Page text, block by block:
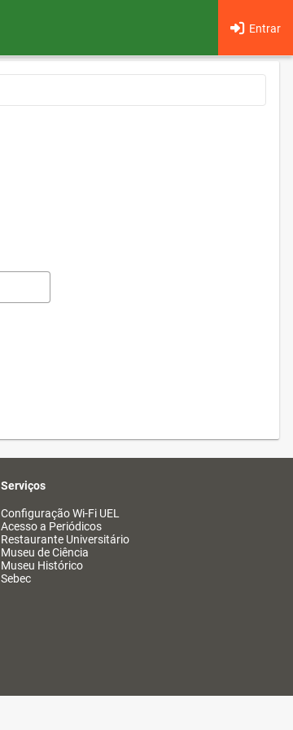
Entrar
Serviços
Configuração Wi-Fi UEL
Acesso a Periódicos
Restaurante Universitário
Museu de Ciência
Museu Histórico
Sebec